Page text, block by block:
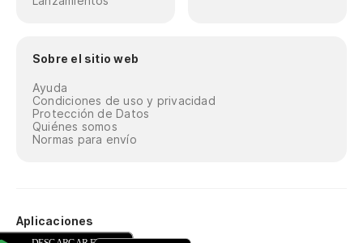
Sobre el sitio web
Ayuda
Condiciones de uso y privacidad
Protección de Datos
Quiénes somos
Normas para envío
Aplicaciones